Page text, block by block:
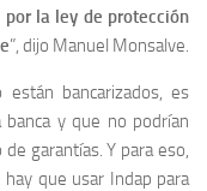
la ley de protección
”, dijo Manuel Monsalve.
bancarizados, es
y que no podrían
garantías. Y para eso,
que usar Indap para